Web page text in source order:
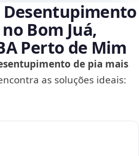
Desentupimento
Bom Juá,
Perto de Mim
de pia mais
as soluções ideais: